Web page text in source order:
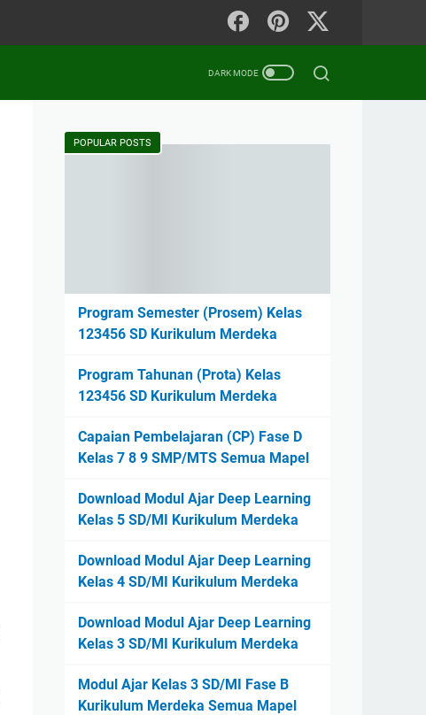
POPULAR POSTS
Program Semester (Prosem) Kelas
123456 SD Kurikulum Merdeka
Program Tahunan (Prota) Kelas
123456 SD Kurikulum Merdeka
Capaian Pembelajaran (CP) Fase D
Kelas 7 8 9 SMP/MTS Semua Mapel
Download Modul Ajar Deep Learning
Kelas 5 SD/MI Kurikulum Merdeka
Download Modul Ajar Deep Learning
Kelas 4 SD/MI Kurikulum Merdeka
Download Modul Ajar Deep Learning
Kelas 3 SD/MI Kurikulum Merdeka
Modul Ajar Kelas 3 SD/MI Fase B
Kurikulum Merdeka Semua Mapel